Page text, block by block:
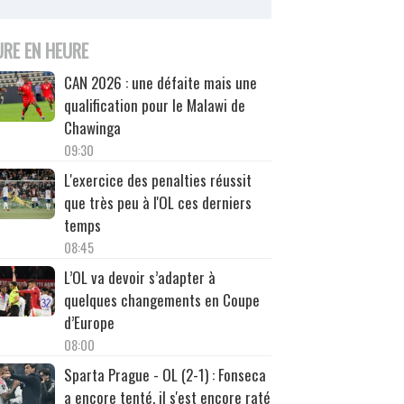
EN HEURE
CAN 2026 : une défaite mais une
qualification pour le Malawi de
Chawinga
09:30
L'exercice des penalties réussit
que très peu à l'OL ces derniers
temps
08:45
L’OL va devoir s’adapter à
quelques changements en Coupe
d’Europe
08:00
Sparta Prague - OL (2-1) : Fonseca
a encore tenté, il s'est encore raté